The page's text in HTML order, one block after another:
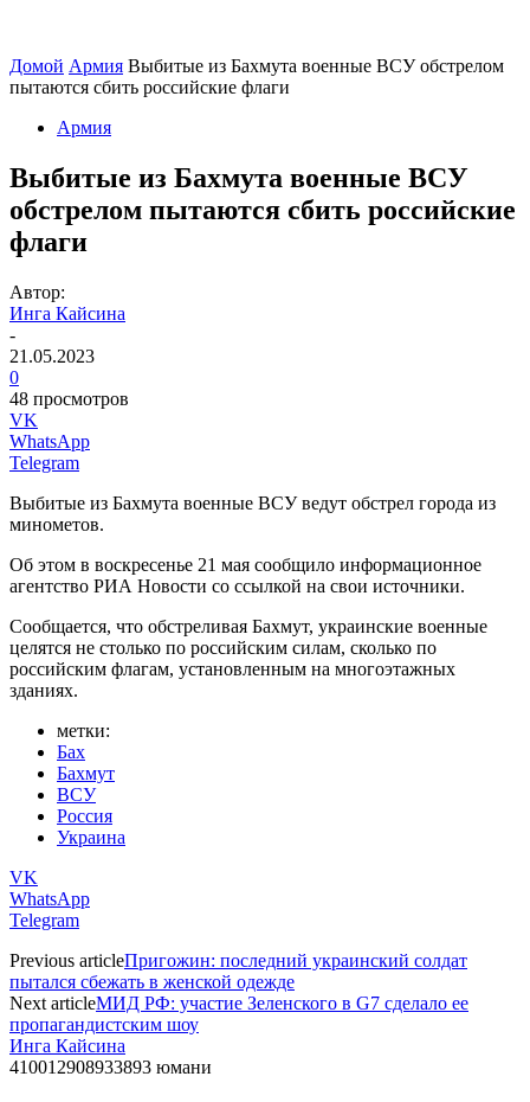
Домой Армия Выбитые из Бахмута военные ВСУ обстрелом
пытаются сбить российские флаги
Армия
Выбитые из Бахмута военные ВСУ
обстрелом пытаются сбить российские
флаги
Автор:
Инга Кайсина
-
21.05.2023
0
48 просмотров
VK
WhatsApp
Telegram
Выбитые из Бахмута военные ВСУ ведут обстрел города из
минометов.
Об этом в воскресенье 21 мая сообщило информационное
агентство РИА Новости со ссылкой на свои источники.
Сообщается, что обстреливая Бахмут, украинские военные
целятся не столько по российским силам, сколько по
российским флагам, установленным на многоэтажных
зданиях.
метки:
Бах
Бахмут
ВСУ
Россия
Украина
VK
WhatsApp
Telegram
Previous articleПригожин: последний украинский солдат
пытался сбежать в женской одежде
Next articleМИД РФ: участие Зеленского в G7 сделало ее
пропагандистским шоу
Инга Кайсина
410012908933893 юмани